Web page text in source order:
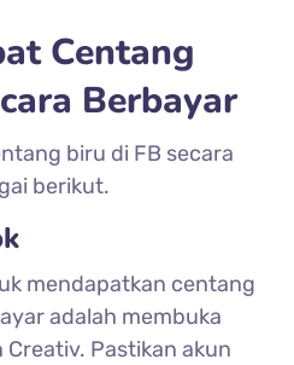
Centang
Berbayar
biru di FB secara
berikut.
mendapatkan centang
adalah membuka
Creativ. Pastikan akun